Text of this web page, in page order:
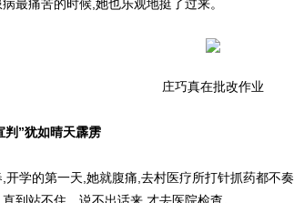
最痛苦的时候,她也乐观地挺了过来。
庄巧真在批改作业
判”犹如晴天霹雳
的第一天,她就腹痛,去村医疗所打针抓药都不